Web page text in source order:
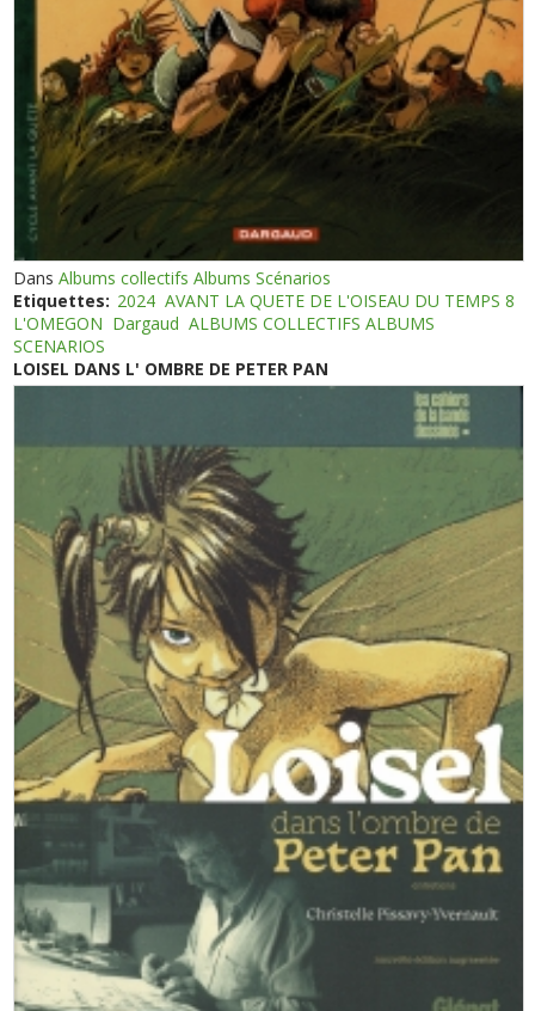
DansAlbums collectifs Albums Scénarios
Etiquettes: 2024 AVANT LA QUETE DE L'OISEAU DU TEMPS 8
L'OMEGON Dargaud ALBUMS COLLECTIFS ALBUMS
SCENARIOS
LOISEL DANS L' OMBRE DE PETER PAN